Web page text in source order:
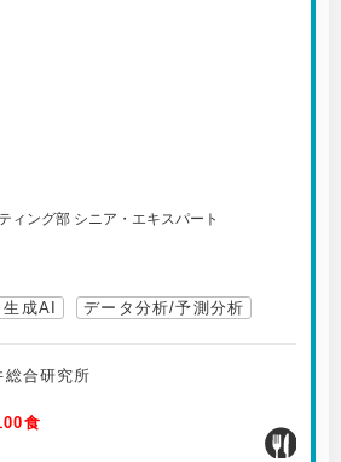
ィング部 シニア・エキスパート
生成AI データ分析/予測分析
合研究所
食